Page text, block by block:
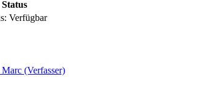
Status
Verfügbar
(Verfasser)